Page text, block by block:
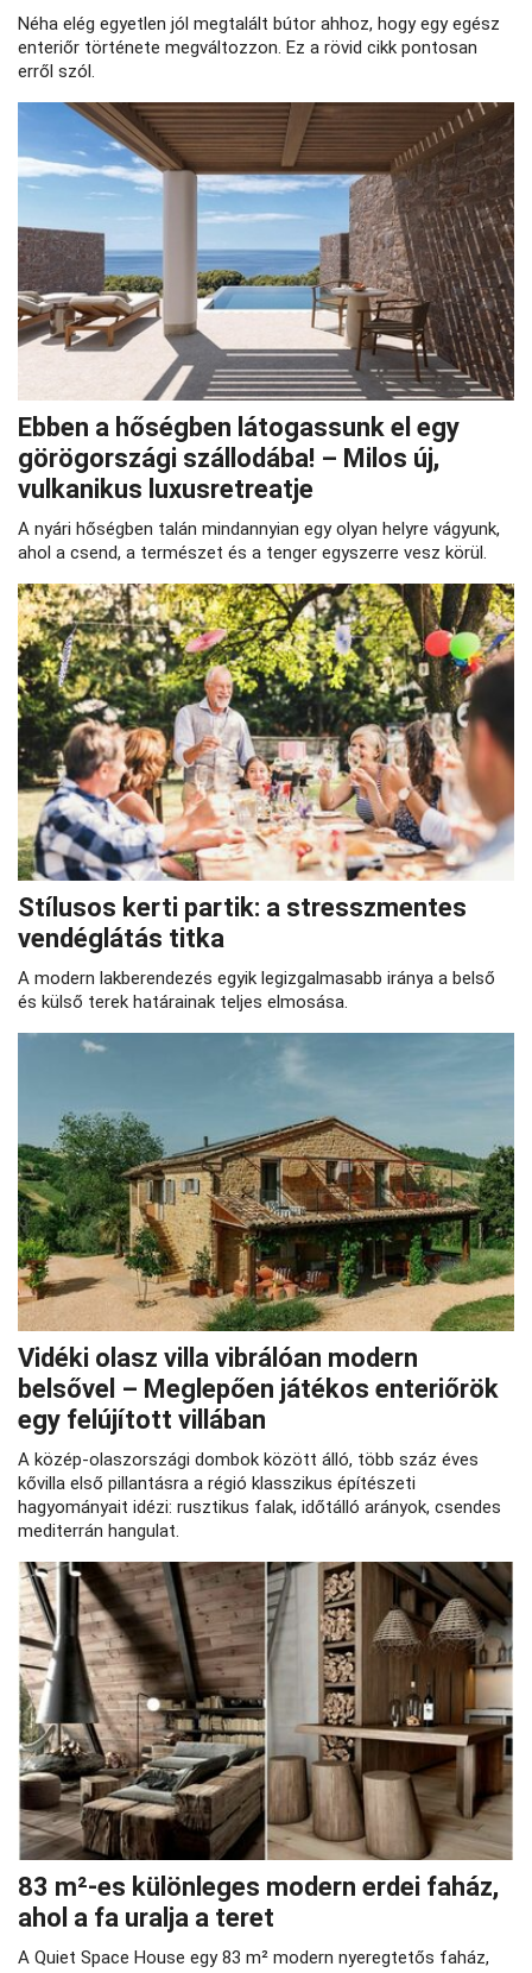
Néha elég egyetlen jól megtalált bútor ahhoz, hogy egy egész
enteriőr története megváltozzon. Ez a rövid cikk pontosan
erről szól.
Ebben a hőségben látogassunk el egy
görögországi szállodába! – Milos új,
vulkanikus luxusretreatje
A nyári hőségben talán mindannyian egy olyan helyre vágyunk,
ahol a csend, a természet és a tenger egyszerre vesz körül.
Stílusos kerti partik: a stresszmentes
vendéglátás titka
A modern lakberendezés egyik legizgalmasabb iránya a belső
és külső terek határainak teljes elmosása.
Vidéki olasz villa vibrálóan modern
belsővel – Meglepően játékos enteriőrök
egy felújított villában
A közép‑olaszországi dombok között álló, több száz éves
kővilla első pillantásra a régió klasszikus építészeti
hagyományait idézi: rusztikus falak, időtálló arányok, csendes
mediterrán hangulat.
83 m²‑es különleges modern erdei faház,
ahol a fa uralja a teret
A Quiet Space House egy 83 m² modern nyeregtetős faház,